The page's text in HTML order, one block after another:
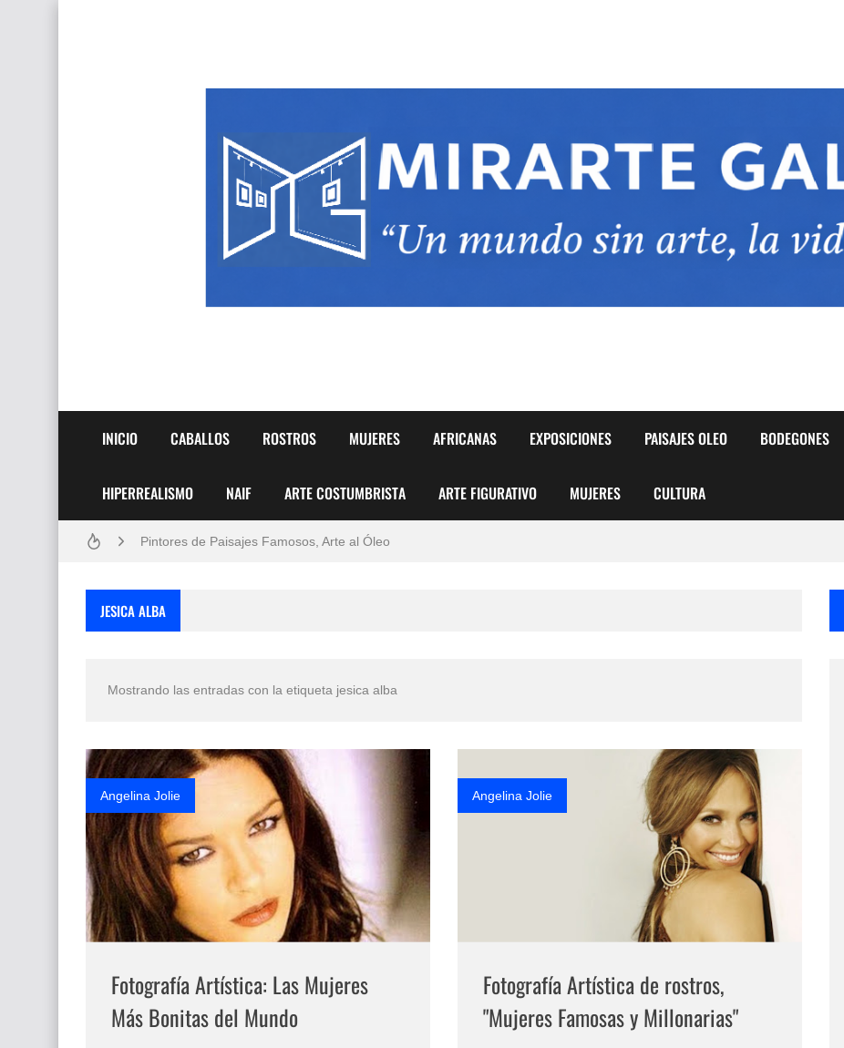
INICIO CABALLOS ROSTROS MUJERES AFRICANAS EXPOSICIONES PAISAJES OLEO BODEGONES
HIPERREALISMO NAIF ARTE COSTUMBRISTA ARTE FIGURATIVO MUJERES CULTURA
Frutas y Flores Para Colorear Imágenes
Pintores de Paisajes Famosos, Arte al Óleo
Rostros Bellos, La Perfección del Dibujo A Lápiz, Biryulina Vita
Fotos Artísticas de las Actrices de Hollywood Más Bellas del Mundo
Que significan los cuadros de negras africanas?
El mundo del arte en pintura surrealista
JESICA ALBA
Mostrando las entradas con la etiqueta jesica alba
Angelina Jolie
Fotografía Artística: Las Mujeres
Más Bonitas del Mundo
Angelina Jolie
Fotografía Artística de rostros,
"Mujeres Famosas y Millonarias"